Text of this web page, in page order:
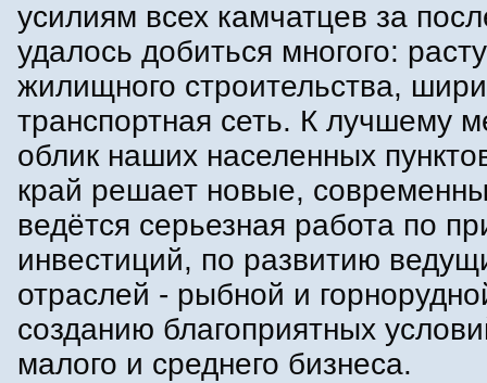
усилиям всех камчатцев за
удалось добиться многого:
жилищного строительства,
транспортная сеть. К лучшему
облик наших населенных
край решает новые,
ведётся серьезная работа по
инвестиций, по развитию
отраслей - рыбной и
созданию благоприятных
малого и среднего бизнеса.